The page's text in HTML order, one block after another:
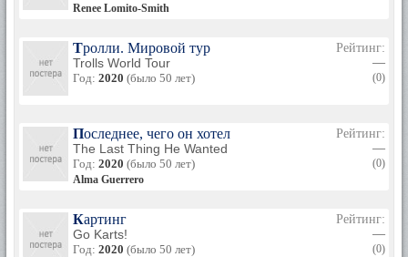
Renee Lomito-Smith
Тролли. Мировой тур
Trolls World Tour
Год: 2020 (было 50 лет)
Рейтинг:
—
(0)
Последнее, чего он хотел
The Last Thing He Wanted
Год: 2020 (было 50 лет)
Alma Guerrero
Рейтинг:
—
(0)
Картинг
Go Karts!
Год: 2020 (было 50 лет)
Рейтинг:
—
(0)